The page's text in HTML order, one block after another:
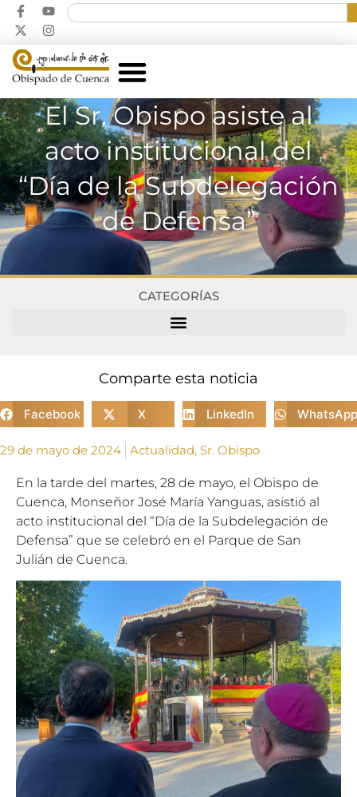
El Sr. Obispo asiste al
acto institucional del
“Día de la Subdelegación
de Defensa”
CATEGORÍAS
Comparte esta noticia
Facebook X LinkedIn WhatsApp
29 de mayo de 2024 Actualidad, Sr. Obispo
En la tarde del martes, 28 de mayo, el Obispo de
Cuenca, Monseñor José María Yanguas, asistió al
acto institucional del “Día de la Subdelegación de
Defensa” que se celebró en el Parque de San
Julián de Cuenca.